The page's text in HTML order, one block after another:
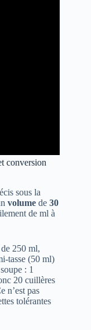
conversion
sous la
volume de 30
de ml à
250 ml,
tasse (50 ml)
: 1
20 cuillères
n’est pas
tolérantes